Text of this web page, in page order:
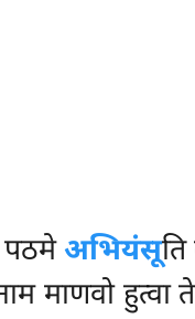
पठमे अभियंसू
माणवो हुत्वा